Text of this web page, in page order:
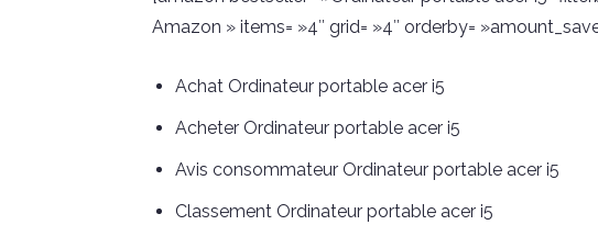
Amazon » items= »4″ grid= »4″ orderby=
Achat Ordinateur portable acer i5
Acheter Ordinateur portable acer i5
Avis consommateur Ordinateur portable acer i5
Classement Ordinateur portable acer i5